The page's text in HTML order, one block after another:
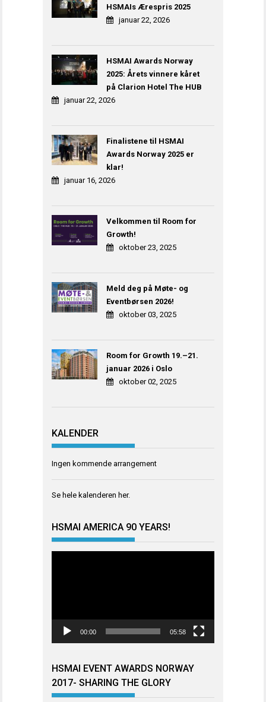
HSMAIs Ærespris 2025
januar 22, 2026
HSMAI Awards Norway
2025: Årets vinnere kåret
på Clarion Hotel The HUB
januar 22, 2026
Finalistene til HSMAI
Awards Norway 2025 er
klar!
januar 16, 2026
Velkommen til Room for
Growth!
oktober 23, 2025
Meld deg på Møte- og
Eventbørsen 2026!
oktober 03, 2025
Room for Growth 19.–21.
januar 2026 i Oslo
oktober 02, 2025
KALENDER
Ingen kommende arrangement
Se hele kalenderen her.
HSMAI AMERICA 90 YEARS!
00:00 05:58
HSMAI EVENT AWARDS NORWAY
2017- SHARING THE GLORY